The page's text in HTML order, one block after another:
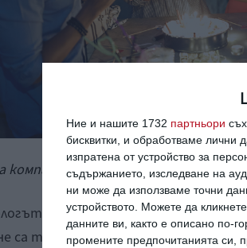
Ние и нашите 1732 партньори
бисквитки, и обработваме лични
изпратена от устройство за
съдържанието, изследване на
ни може да използваме точни
устройството. Можете да
данните ви, както е описано по-
промените предпочитанията си,
компания празнува рожден ден.
Даниел Моран изброява
са теми не са табу .